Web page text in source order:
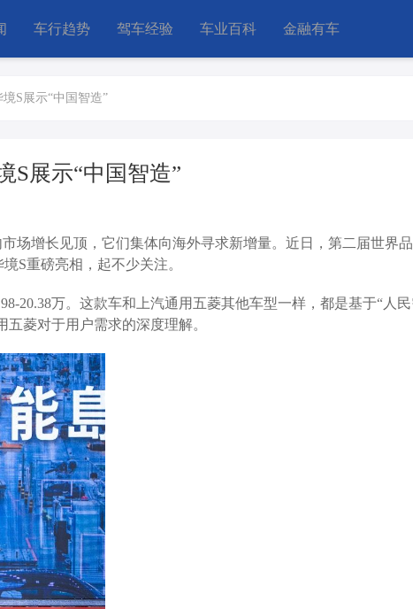
车行趋势 驾车经验 车业百科 金融有车
S展示“中国智造”
S展示“中国智造”
场增长见顶，它们集体向海外寻求新增量。近日，第二届世界
S重磅亮相，起不少关注。
20.38万。这款车和上汽通用五菱其他车型一样，都是基于“人
菱对于用户需求的深度理解。